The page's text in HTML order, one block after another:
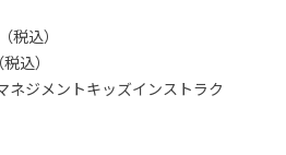
税込）
込）
ネジメントキッズインストラク